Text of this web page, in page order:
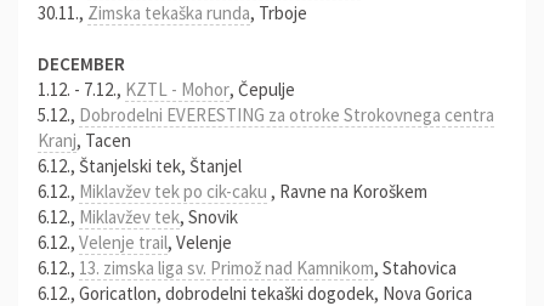
30.11., Zimska tekaška runda, Trboje
DECEMBER
1.12. - 7.12., KZTL - Mohor, Čepulje
5.12., Dobrodelni EVERESTING za otroke Strokovnega centra
Kranj, Tacen
6.12., Štanjelski tek, Štanjel
6.12., Miklavžev tek po cik-caku , Ravne na Koroškem
6.12., Miklavžev tek, Snovik
6.12., Velenje trail, Velenje
6.12., 13. zimska liga sv. Primož nad Kamnikom, Stahovica
6.12., Goricatlon, dobrodelni tekaški dogodek, Nova Gorica